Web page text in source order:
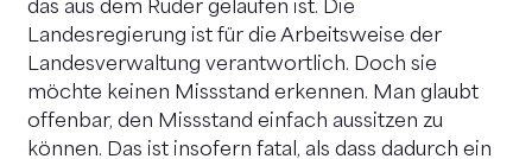
das aus dem Ruder gelaufen ist. Die
Landesregierung ist für die Arbeitsweise der
Landesverwaltung verantwortlich. Doch sie
möchte keinen Missstand erkennen. Man glaubt
offenbar, den Missstand einfach aussitzen zu
können. Das ist insofern fatal, als dass dadurch ein